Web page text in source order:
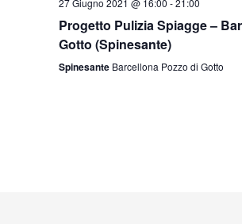
Progetto Pulizia Spiagge –
Gotto (Spinesante)
Spinesante Barcellona Pozzo di Gotto